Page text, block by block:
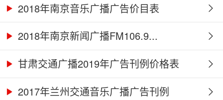
2018年南京音乐广播广告价目表
2018年南京新闻广播FM106.9...
甘肃交通广播2019年广告刊例价格表
2017年兰州交通音乐广播广告刊例